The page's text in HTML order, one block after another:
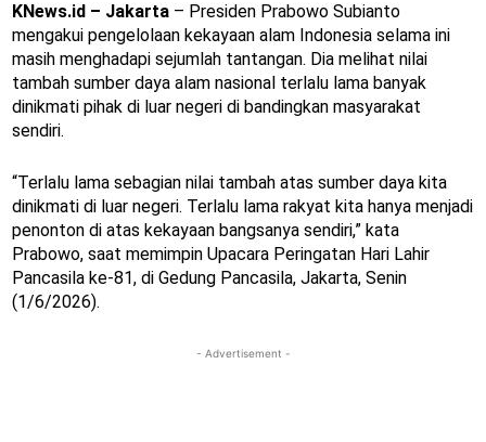
KNews.id – Jakarta – Presiden Prabowo Subianto
mengakui pengelolaan kekayaan alam Indonesia selama ini
masih menghadapi sejumlah tantangan. Dia melihat nilai
tambah sumber daya alam nasional terlalu lama banyak
dinikmati pihak di luar negeri di bandingkan masyarakat
sendiri.
“Terlalu lama sebagian nilai tambah atas sumber daya kita
dinikmati di luar negeri. Terlalu lama rakyat kita hanya menjadi
penonton di atas kekayaan bangsanya sendiri,” kata
Prabowo, saat memimpin Upacara Peringatan Hari Lahir
Pancasila ke-81, di Gedung Pancasila, Jakarta, Senin
(1/6/2026).
- Advertisement -